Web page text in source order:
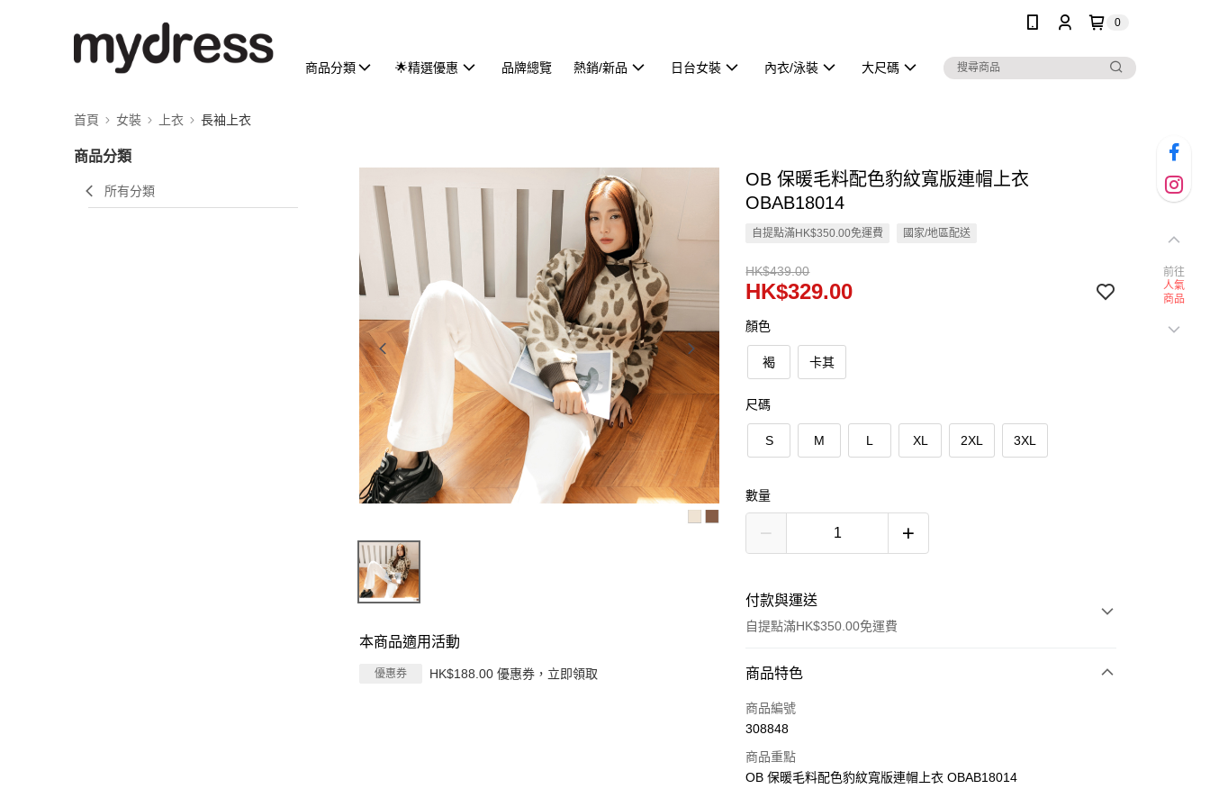
0
商品分類 🌟精選優惠 品牌總覽 熱銷/新品 日台女裝 內衣/泳裝 大尺碼
首頁 女裝 上衣 長袖上衣
商品分類
所有分類
本商品適用活動
優惠券 HK$188.00 優惠券，立即領取
OB 保暖毛料配色豹紋寬版連帽上衣
OBAB18014
自提點滿HK$350.00免運費 國家/地區配送
HK$439.00
HK$329.00
顏色
褐 卡其
尺碼
S M L XL 2XL 3XL
數量
付款與運送
自提點滿HK$350.00免運費
付款方式
信用卡
AlipayHK
商品特色
商品編號
308848
商品重點
OB 保暖毛料配色豹紋寬版連帽上衣 OBAB18014
前往
人氣
商品